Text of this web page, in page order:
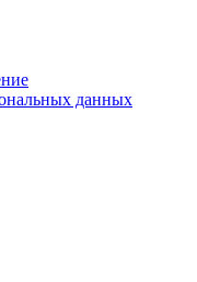
данных